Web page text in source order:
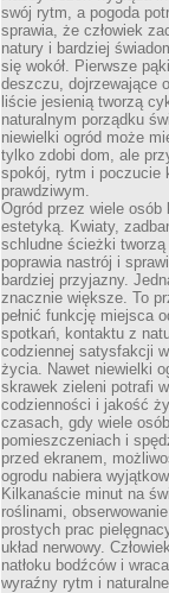
swój rytm, a pogoda
sprawia, że człowiek
natury i bardziej
się wokół. Pierwsze
deszczu, dojrzewające
liście jesienią tworzą
naturalnym porządku
niewielki ogród może
tylko zdobi dom, ale
spokój, rytm i poczucie
prawdziwym.
Ogród przez wiele osób
estetyką. Kwiaty,
schludne ścieżki
poprawia nastrój i
bardziej przyjazny.
znacznie większe. To
pełnić funkcję miejsca
spotkań, kontaktu z
codziennej satysfakcji
życia. Nawet niewielki
skrawek zieleni potrafi
codzienności i jakość
czasach, gdy wiele
pomieszczeniach i
przed ekranem,
ogrodu nabiera
Kilkanaście minut na
roślinami,
prostych prac
układ nerwowy.
natłoku bodźców i
wyraźny rytm i